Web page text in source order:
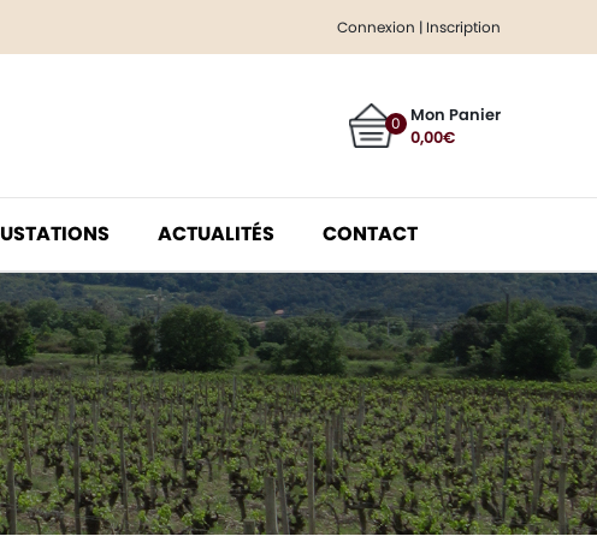
Connexion | Inscription
0 Mon Panier
0,00€
ACTUALITÉS CONTACT